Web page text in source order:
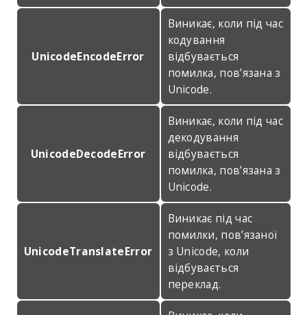
UnicodeEncodeError
Виникає, коли під час
кодування
відбувається
помилка, пов’язана з
Unicode.
UnicodeDecodeError
Виникає, коли під час
декодування
відбувається
помилка, пов’язана з
Unicode.
UnicodeTranslateError
Виникає під час
помилки, пов’язаної
з Unicode, коли
відбувається
переклад.